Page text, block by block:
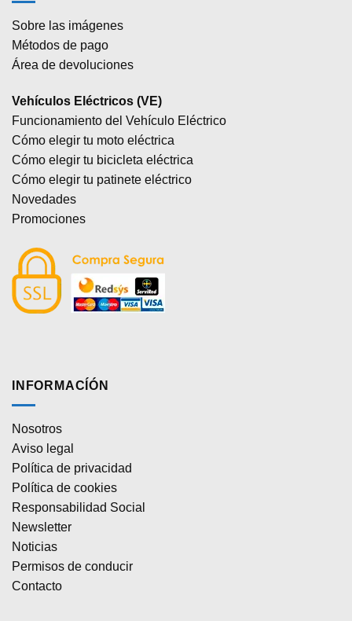
Sobre las imágenes
Métodos de pago
Área de devoluciones
Vehículos Eléctricos (VE)
Funcionamiento del Vehículo Eléctrico
Cómo elegir tu moto eléctrica
Cómo elegir tu bicicleta eléctrica
Cómo elegir tu patinete eléctrico
Novedades
Promociones
INFORMACÍÓN
Nosotros
Aviso legal
Política de privacidad
Política de cookies
Responsabilidad Social
Newsletter
Noticias
Permisos de conducir
Contacto